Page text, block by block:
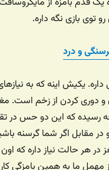
بازی نگه داره.
و درد
یکیش اینه که به
دوری کردن از زخم است.
رسیده که این دو حس در
مقابل اگر شما گرسنه
هر حالت نیاز داره که
مهمل ما به همین بامزگی